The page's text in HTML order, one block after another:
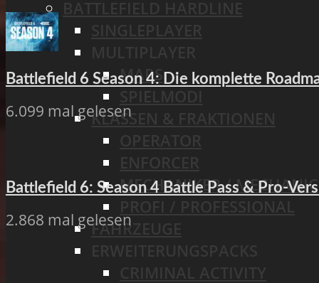
MAPS
KLASSEN & FRAKTIONEN
MECHANIKER / MECHANIC
FAHRZEUGE
Battlefield 6 Season 4: Die komplette
6.099 mal gelesen
Battlefield 6: Season 4 Battle Pass & Pro-
2.868 mal gelesen